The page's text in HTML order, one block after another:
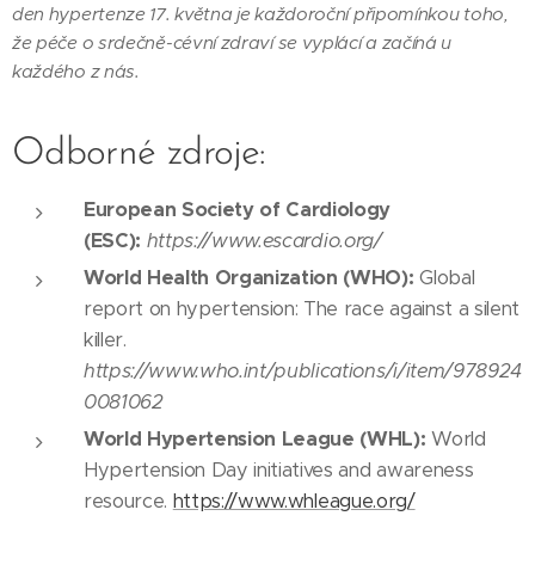
den hypertenze 17. května je každoroční připomínkou toho,
že péče o srdečně-cévní zdraví se vyplácí a začíná u
každého z nás.
Odborné zdroje:
European Society of Cardiology
(ESC): https://www.escardio.org/
World Health Organization (WHO):Global
report on hypertension: The race against a silent
killer.
https://www.who.int/publications/i/item/978924
0081062
World Hypertension League (WHL): World
Hypertension Day initiatives and awareness
resource. https://www.whleague.org/